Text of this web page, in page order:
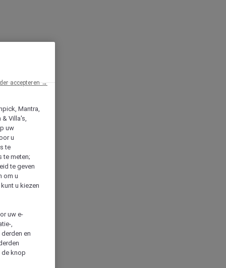
Mantra,
& Villa's,
uw
u
te
te meten;
te geven
om u
u kiezen
uw e-
,
en
de knop
accepteren →